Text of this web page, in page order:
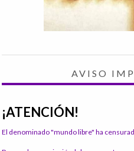
AVISO
¡ATENCIÓN!
El denominado "mundo libre" ha